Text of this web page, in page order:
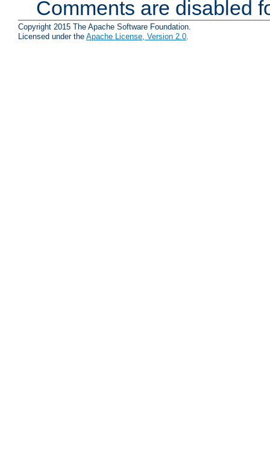
Comments are disabled
Copyright 2015 The Apache Software Foundation.
Licensed under the Apache License, Version 2.0.